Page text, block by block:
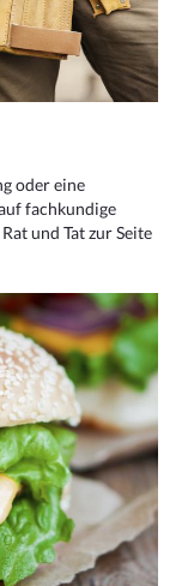
oder eine
fachkundige
und Tat zur Seite